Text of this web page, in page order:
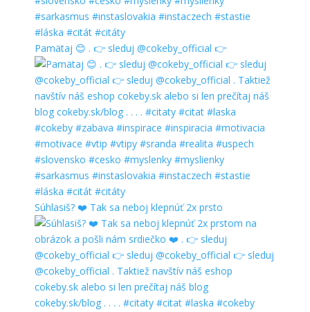
Pamätaj 😊 . 👉 sleduj @cokeby_official 👉
Súhlasiš? ❤️ Tak sa neboj klepnúť 2x prsto